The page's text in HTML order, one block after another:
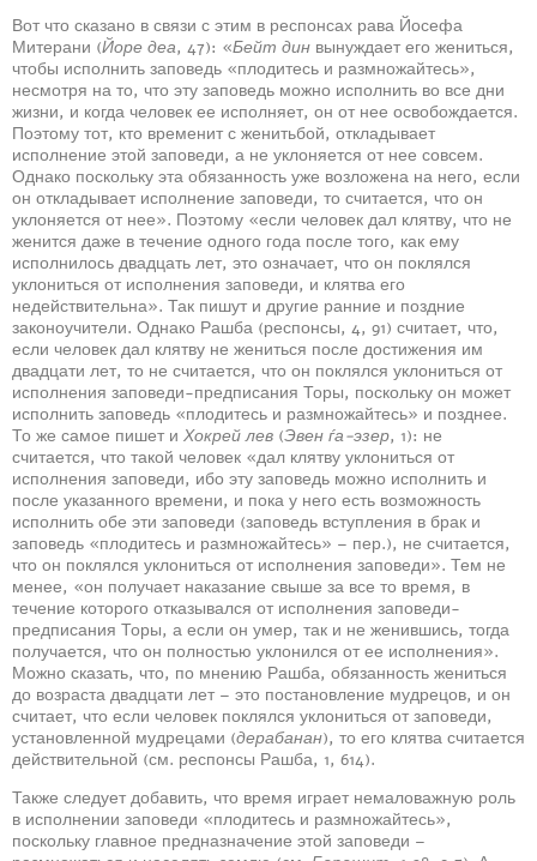
Вот что сказано в связи с этим в респонсах рава Йосефа
Митерани (Йоре деа, 47): «Бейт дин вынуждает его жениться,
чтобы исполнить заповедь «плодитесь и размножайтесь»,
несмотря на то, что эту заповедь можно исполнить во все дни
жизни, и когда человек ее исполняет, он от нее освобождается.
Поэтому тот, кто временит с женитьбой, откладывает
исполнение этой заповеди, а не уклоняется от нее совсем.
Однако поскольку эта обязанность уже возложена на него, если
он откладывает исполнение заповеди, то считается, что он
уклоняется от нее». Поэтому «если человек дал клятву, что не
женится даже в течение одного года после того, как ему
исполнилось двадцать лет, это означает, что он поклялся
уклониться от исполнения заповеди, и клятва его
недействительна». Так пишут и другие ранние и поздние
законоучители. Однако Рашба (респонсы, 4, 91) считает, что,
если человек дал клятву не жениться после достижения им
двадцати лет, то не считается, что он поклялся уклониться от
исполнения заповеди-предписания Торы, поскольку он может
исполнить заповедь «плодитесь и размножайтесь» и позднее.
То же самое пишет и Хокрей лев (Эвен ѓа-эзер, 1): не
считается, что такой человек «дал клятву уклониться от
исполнения заповеди, ибо эту заповедь можно исполнить и
после указанного времени, и пока у него есть возможность
исполнить обе эти заповеди (заповедь вступления в брак и
заповедь «плодитесь и размножайтесь» – пер.), не считается,
что он поклялся уклониться от исполнения заповеди». Тем не
менее, «он получает наказание свыше за все то время, в
течение которого отказывался от исполнения заповеди-
предписания Торы, а если он умер, так и не женившись, тогда
получается, что он полностью уклонился от ее исполнения».
Можно сказать, что, по мнению Рашба, обязанность жениться
до возраста двадцати лет – это постановление мудрецов, и он
считает, что если человек поклялся уклониться от заповеди,
установленной мудрецами (дерабанан), то его клятва считается
действительной (см. респонсы Рашба, 1, 614).
Также следует добавить, что время играет немаловажную роль
в исполнении заповеди «плодитесь и размножайтесь»,
поскольку главное предназначение этой заповеди –